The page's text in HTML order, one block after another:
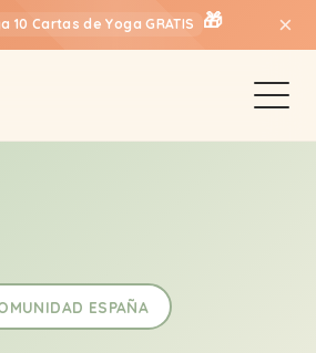
10 Cartas de Yoga GRATIS 🎁 ×
ESPAÑA